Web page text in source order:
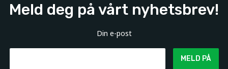
Meld deg på vårt nyhetsbrev!
Din e-post
MELD PÅ